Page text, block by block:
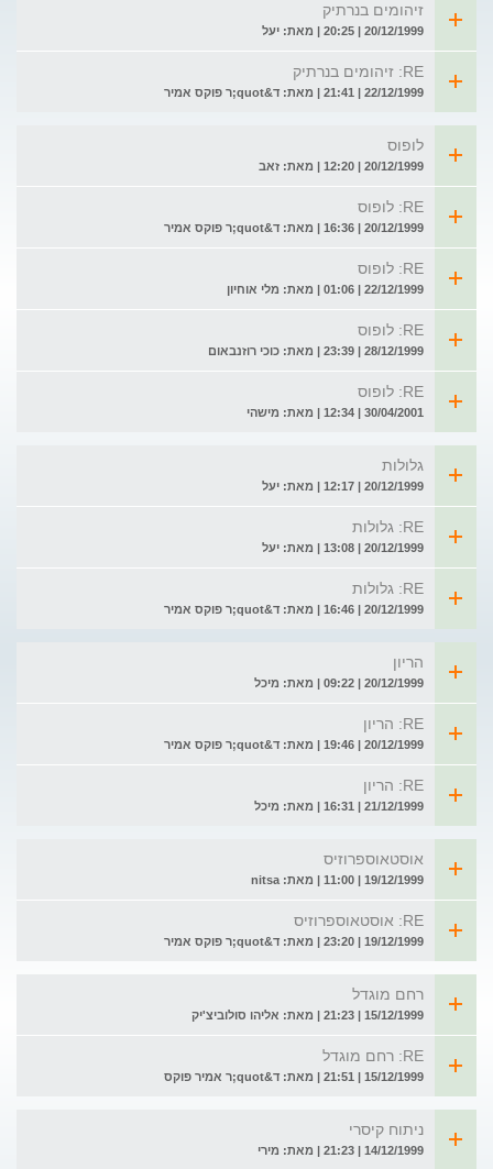
זיהומים בנרתיק
20/12/1999 | 20:25 | מאת: יעל
RE: זיהומים בנרתיק
22/12/1999 | 21:41 | מאת: ד&quot;ר פוקס אמיר
לופוס
20/12/1999 | 12:20 | מאת: זאב
RE: לופוס
20/12/1999 | 16:36 | מאת: ד&quot;ר פוקס אמיר
RE: לופוס
22/12/1999 | 01:06 | מאת: מלי אוחיון
RE: לופוס
28/12/1999 | 23:39 | מאת: כוכי רוזנבאום
RE: לופוס
30/04/2001 | 12:34 | מאת: מישהי
גלולות
20/12/1999 | 12:17 | מאת: יעל
RE: גלולות
20/12/1999 | 13:08 | מאת: יעל
RE: גלולות
20/12/1999 | 16:46 | מאת: ד&quot;ר פוקס אמיר
הריון
20/12/1999 | 09:22 | מאת: מיכל
RE: הריון
20/12/1999 | 19:46 | מאת: ד&quot;ר פוקס אמיר
RE: הריון
21/12/1999 | 16:31 | מאת: מיכל
אוסטאוספרוזיס
19/12/1999 | 11:00 | מאת: nitsa
RE: אוסטאוספרוזיס
19/12/1999 | 23:20 | מאת: ד&quot;ר פוקס אמיר
רחם מוגדל
15/12/1999 | 21:23 | מאת: אליהו סולוביצ'יק
RE: רחם מוגדל
15/12/1999 | 21:51 | מאת: ד&quot;ר אמיר פוקס
ניתוח קיסרי
14/12/1999 | 21:23 | מאת: מירי